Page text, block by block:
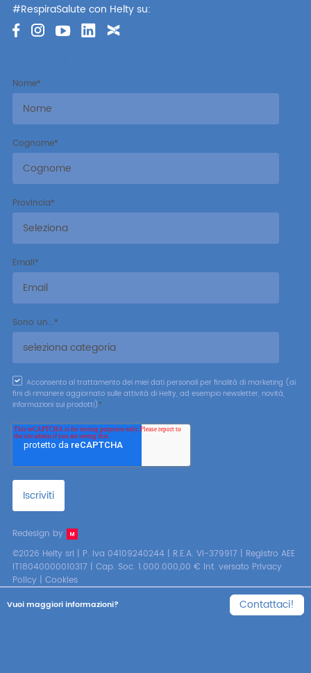
#RespiraSalute con Helty su:
Nome*
Cognome*
Provincia*
Email*
Sono un...*
Acconsento al trattamento dei miei dati personali per finalità di marketing (ai
fini di rimanere aggiornato sulle attività di Helty, ad esempio newsletter, novità,
informazioni sui prodotti)*
Redesign by
©2026 Helty srl | P. Iva 04109240244 | R.E.A. VI-379917 | Registro AEE
IT18040000010317 | Cap. Soc. 1.000.000,00 € int. versato Privacy
Policy| Cookies
Vuoi maggiori informazioni? Contattaci!